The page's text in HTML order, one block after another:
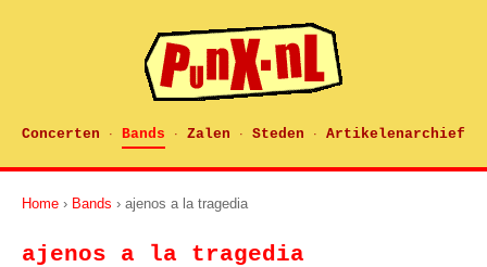
Concerten · Bands · Zalen · Steden · Artikelenarchief
Home › Bands › ajenos a la tragedia
ajenos a la tragedia